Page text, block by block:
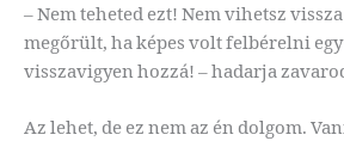
– Nem teheted ezt! Nem vihetsz
megőrült, ha képes volt felbérelni
visszavigyen hozzá! – hadarja
Az lehet, de ez nem az én dolgom.